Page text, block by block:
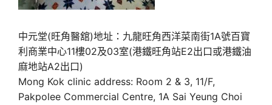
中元堂(旺角醫舘)地址：九龍旺角西洋菜南街1A號百寶
利商業中心11樓02及03室(港鐵旺角站E2出口或港鐵油
麻地站A2出口)
Mong Kok clinic address: Room 2 & 3, 11/F,
Pakpolee Commercial Centre, 1A Sai Yeung Choi